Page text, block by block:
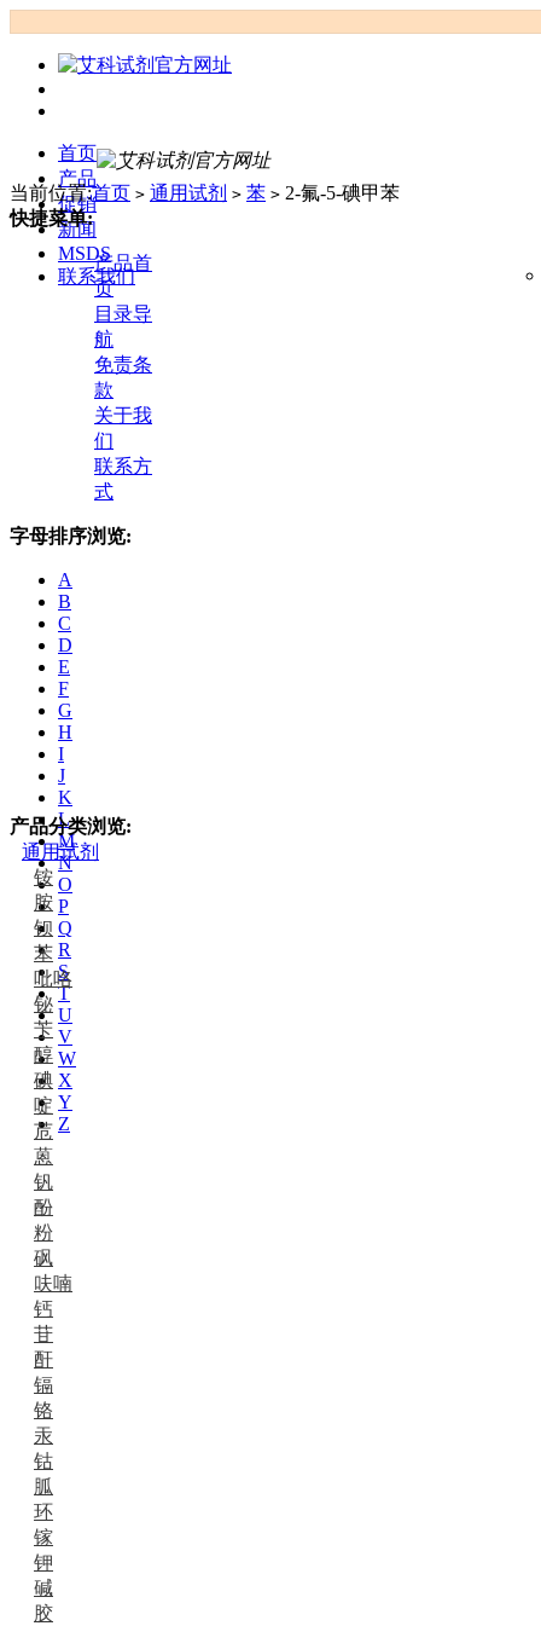
首页
产品
促销
新闻
MSDS
联系我们
当前位置:首页 > 通用试剂 > 苯 > 2-氟-5-碘甲苯
快捷菜单:
产品首
页
目录导
航
免责条
款
关于我
们
联系方
式
字母排序浏览:
A
B
C
D
E
F
G
H
I
J
K
L
M
N
O
P
Q
R
S
T
U
V
W
X
Y
Z
产品分类浏览:
通用试剂
铵
胺
钡
苯
吡咯
铋
苄
醇
碘
啶
苊
蒽
钒
酚
粉
砜
呋喃
钙
苷
酐
镉
铬
汞
钴
胍
环
镓
钾
碱
胶